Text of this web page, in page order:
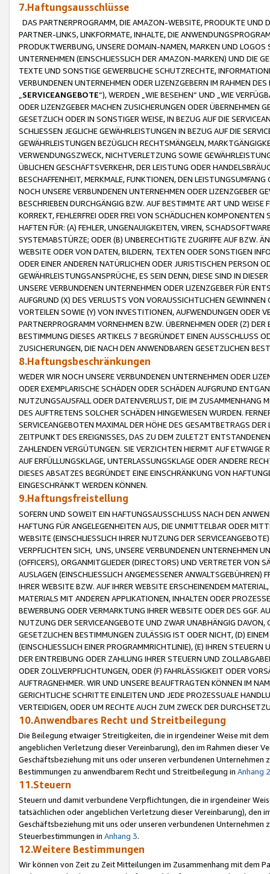
7.Haftungsausschlüsse
DAS PARTNERPROGRAMM, DIE AMAZON-WEBSITE, PRODUKTE UND
PARTNER-LINKS, LINKFORMATE, INHALTE, DIE
PRODUKTWERBUNG, UNSERE DOMAIN-NAMEN, MARKEN UND
UNTERNEHMEN (EINSCHLIESSLICH DER AMAZON-MARKEN) UND DIE
TEXTE UND SONSTIGE GEWERBLICHE SCHUTZRECHTE,
VERBUNDENEN UNTERNEHMEN ODER LIZENZGEBERN IM RAHMEN
SERVICEANGEBOTE“), WERDEN „WIE BESEHEN“ UND „WIE
ODER LIZENZGEBER MACHEN ZUSICHERUNGEN ODER ÜBERNEHMEN
GESETZLICH ODER IN SONSTIGER WEISE, IN BEZUG AUF DIE
SCHLIESSEN JEGLICHE GEWÄHRLEISTUNGEN IN BEZUG AUF DIE
GEWÄHRLEISTUNGEN BEZÜGLICH RECHTSMÄNGELN,
VERWENDUNGSZWECK, NICHTVERLETZUNG SOWIE
ÜBLICHEN GESCHÄFTSVERKEHR, DER LEISTUNG ODER
BESCHAFFENHEIT, MERKMALE, FUNKTIONEN, DEN
NOCH UNSERE VERBUNDENEN UNTERNEHMEN ODER LIZENZGEBER
BESCHRIEBEN DURCHGÄNGIG BZW. AUF BESTIMMTE ART UND
KORREKT, FEHLERFREI ODER FREI VON SCHÄDLICHEN
HAFTEN FÜR: (A) FEHLER, UNGENAUIGKEITEN, VIREN,
SYSTEMABSTÜRZE; ODER (B) UNBERECHTIGTE ZUGRIFFE AUF BZW.
WEBSITE ODER VON DATEN, BILDERN, TEXTEN ODER SONSTIGEN
ODER EINER ANDEREN NATÜRLICHEN ODER JURISTISCHEN PERSON
GEWÄHRLEISTUNGSANSPRÜCHE, ES SEIN DENN, DIESE SIND IN
UNSERE VERBUNDENEN UNTERNEHMEN ODER LIZENZGEBER FÜR
AUFGRUND (X) DES VERLUSTS VON VORAUSSICHTLICHEN
VORTEILEN SOWIE (Y) VON INVESTITIONEN, AUFWENDUNGEN ODER
PARTNERPROGRAMM VORNEHMEN BZW. ÜBERNEHMEN ODER (Z)
BESTIMMUNG DIESES ARTIKELS 7 BEGRÜNDET EINEN AUSSCHLUSS
ZUSICHERUNGEN, DIE NACH DEN ANWENDBAREN GESETZLICHEN
8.Haftungsbeschränkungen
WEDER WIR NOCH UNSERE VERBUNDENEN UNTERNEHMEN ODER
ODER EXEMPLARISCHE SCHÄDEN ODER SCHÄDEN AUFGRUND
NUTZUNGSAUSFALL ODER DATENVERLUST, DIE IM ZUSAMMENHANG
DES AUFTRETENS SOLCHER SCHÄDEN HINGEWIESEN WURDEN.
SERVICEANGEBOTEN MAXIMAL DER HÖHE DES GESAMTBETRAGS
ZEITPUNKT DES EREIGNISSES, DAS ZU DEM ZULETZT
ZAHLENDEN VERGÜTUNGEN. SIE VERZICHTEN HIERMIT AUF
AUF ERFÜLLUNGSKLAGE, UNTERLASSUNGSKLAGE ODER ANDERE
DIESES ABSATZES BEGRÜNDET EINE EINSCHRÄNKUNG VON
EINGESCHRÄNKT WERDEN KÖNNEN.
9.Haftungsfreistellung
SOFERN UND SOWEIT EIN HAFTUNGSAUSSCHLUSS NACH DEN
HAFTUNG FÜR ANGELEGENHEITEN AUS, DIE UNMITTELBAR ODER
WEBSITE (EINSCHLIESSLICH IHRER NUTZUNG DER
VERPFLICHTEN SICH, UNS, UNSERE VERBUNDENEN UNTERNEHMEN
(OFFICERS), ORGANMITGLIEDER (DIRECTORS) UND VERTRETER VON
AUSLAGEN (EINSCHLIESSLICH ANGEMESSENER
IHRER WEBSITE BZW. AUF IHRER WEBSITE ERSCHEINENDEM
MATERIALS MIT ANDEREN APPLIKATIONEN, INHALTEN ODER
BEWERBUNG ODER VERMARKTUNG IHRER WEBSITE ODER DES GGF.
NUTZUNG DER SERVICEANGEBOTE UND ZWAR UNABHÄNGIG
GESETZLICHEN BESTIMMUNGEN ZULÄSSIG IST ODER NICHT, (D)
(EINSCHLIESSLICH EINER PROGRAMMRICHTLINIE), (E) IHREN
DER EINTREIBUNG ODER ZAHLUNG IHRER STEUERN UND
ODER ZOLLVERPFLICHTUNGEN, ODER (F) FAHRLÄSSIGKEIT ODER
AUFTRAGNEHMER. WIR UND UNSERE BEAUFTRAGTEN KÖNNEN IM
GERICHTLICHE SCHRITTE EINLEITEN UND JEDE PROZESSUALE
VERTEIDIGEN, ODER UM RECHTE AUCH ZUM ZWECK DER
10.Anwendbares Recht und Streitbeilegung
Die Beilegung etwaiger Streitigkeiten, die in irgendeiner Weise mit
angeblichen Verletzung dieser Vereinbarung), den im Rahmen dieser
Geschäftsbeziehung mit uns oder unseren verbundenen
Bestimmungen zu anwendbarem Recht und Streitbeilegung in Anhang 2
11.Steuern
Steuern und damit verbundene Verpflichtungen, die in irgendeiner
tatsächlichen oder angeblichen Verletzung dieser Vereinbarung), den
Geschäftsbeziehung mit uns oder unseren verbundenen
Steuerbestimmungen in Anhang 3.
12.Weitere Bestimmungen
Wir können von Zeit zu Zeit Mitteilungen im Zusammenhang mit dem